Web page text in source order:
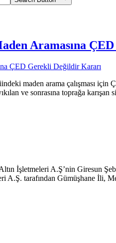
Aramasına
maden arama çalışması
ve sonrasına toprağa
İşletmeleri A.Ş’nin Giresun
A.Ş. tarafından Gümüşhane İli,